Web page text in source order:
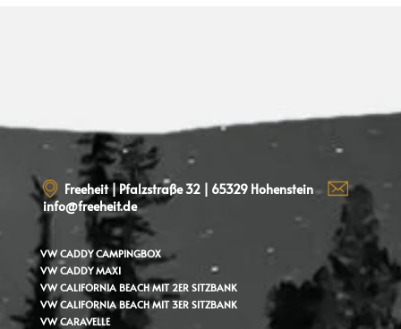
Freeheit | Pfalzstraße 32 | 65329 Hohenstein
info@freeheit.de
VW CADDY CAMPINGBOX
VW CADDY MAXI
VW CALIFORNIA BEACH MIT 2ER SITZBANK
VW CALIFORNIA BEACH MIT 3ER SITZBANK
VW CARAVELLE